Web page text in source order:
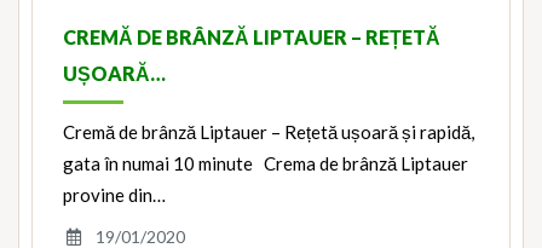
CREMĂ DE BRÂNZĂ LIPTAUER – REȚETĂ
UȘOARĂ…
Cremă de brânză Liptauer – Rețetă ușoară și rapidă,
gata în numai 10 minute Crema de brânză Liptauer
provine din…
19/01/2020